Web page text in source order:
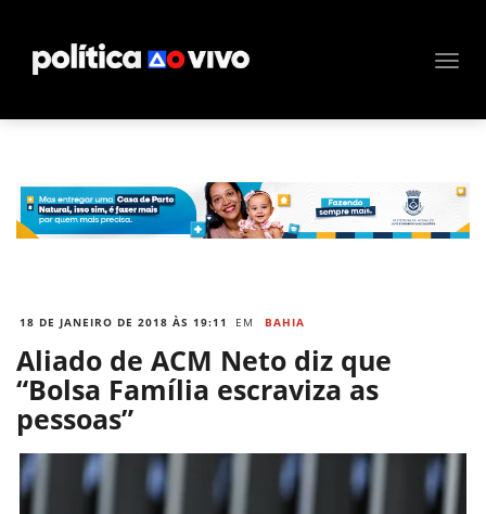
18 DE JANEIRO DE 2018 ÀS 19:11 EM BAHIA
Aliado de ACM Neto diz que
“Bolsa Família escraviza as
pessoas”